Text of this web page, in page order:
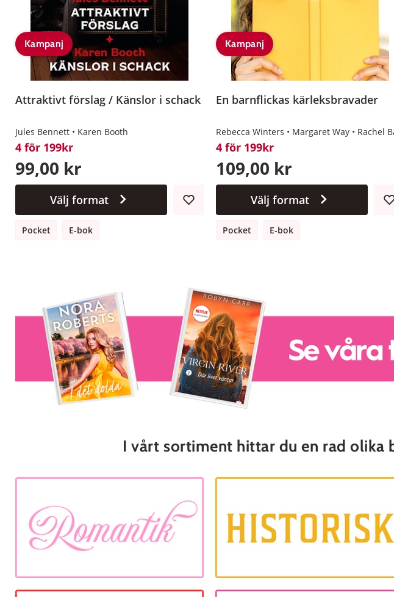
Kampanj
Attraktivt förslag / Känslor i schack
Jules Bennett Karen Booth
4 för 199kr
99,00 kr
Välj format
Pocket E-bok
Kampanj
En barnflickas kärleksbravader
Rebecca Winters Margaret Way Rachel
4 för 199kr
109,00 kr
Välj format
Pocket E-bok
I vårt sortiment hittar du en rad olika